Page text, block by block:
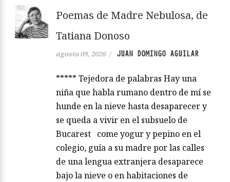
Poemas de Madre Nebulosa, de
Tatiana Donoso
agosto 09, 2026 / JUAN DOMINGO AGUILAR
***** Tejedora de palabras Hay una
niña que habla rumano dentro de mí se
hunde en la nieve hasta desaparecer y
se queda a vivir en el subsuelo de
Bucarest come yogur y pepino en el
colegio, guía a su madre por las calles
de una lengua extranjera desaparece
bajo la nieve o en habitaciones de